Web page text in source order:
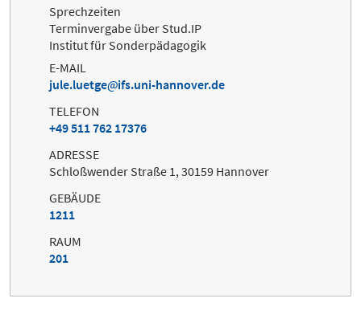
Sprechzeiten
Terminvergabe über Stud.IP
Institut für Sonderpädagogik
E-MAIL
jule.luetge
ifs.uni-hannover.de
TELEFON
+49 511 762 17376
ADRESSE
Schloßwender Straße 1, 30159 Hannover
GEBÄUDE
1211
RAUM
201